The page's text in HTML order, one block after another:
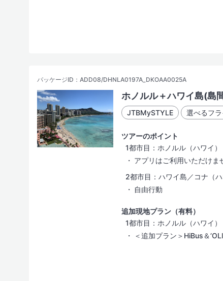
パッケージID：ADD08/DHNLA0197A_DKOAA0025A
ホノルル＋ハワイ島(島
JTBMySTYLE 選べるフラ
ツアーのポイント
1都市目：ホノルル（ハワイ）
アプリはご利用いただけま
2都市目：ハワイ島／コナ（ハ
自由行動
追加現地プラン（有料）
1都市目：ホノルル（ハワイ）
＜追加プラン＞HiBus＆